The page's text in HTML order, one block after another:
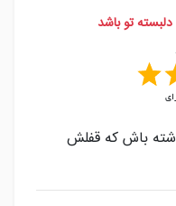
تو باشد
باش که قفلش